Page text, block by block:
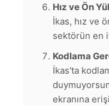
Hız ve Ön
İkas, hız ve
sektörün en
Kodlama
İkas'ta
ekranına